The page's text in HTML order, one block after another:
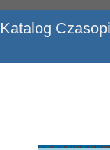
Katalog